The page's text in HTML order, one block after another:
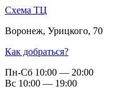
Схема ТЦ
Воронеж, Урицкого, 70
Как добраться?
Пн-Сб 10:00 — 20:00
Вс 10:00 — 19:00